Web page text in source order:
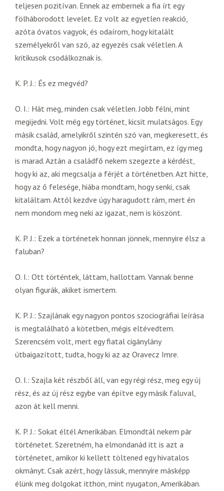
teljesen pozitívan. Ennek az embernek a fia írt egy
fölháborodott levelet. Ez volt az egyetlen reakció,
azóta óvatos vagyok, és odaírom, hogy kitalált
személyekről van szó, az egyezés csak véletlen. A
kritikusok csodálkoznak is.
K. P. J.: És ez megvéd?
O. I.: Hát meg, minden csak véletlen. Jobb félni, mint
megijedni. Volt még egy történet, kicsit mulatságos. Egy
másik család, amelyikről szintén szó van, megkeresett, és
mondta, hogy nagyon jó, hogy ezt megírtam, ez így meg
is marad. Aztán a családfő nekem szegezte a kérdést,
hogy ki az, aki megcsalja a férjét a történetben. Azt hitte,
hogy az ő felesége, hiába mondtam, hogy senki, csak
kitaláltam. Attól kezdve úgy haragudott rám, mert én
nem mondom meg neki az igazat, nem is köszönt.
K. P. J.: Ezek a történetek honnan jönnek, mennyire élsz a
faluban?
O. I.: Ott történtek, láttam, hallottam. Vannak benne
olyan figurák, akiket ismertem.
K. P. J.: Szajlának egy nagyon pontos szociográfiai leírása
is megtalálható a kötetben, mégis eltévedtem.
Szerencsém volt, mert egy fiatal cigánylány
útbaigazított, tudta, hogy ki az az Oravecz Imre.
O. I.: Szajla két részből áll, van egy régi rész, meg egy új
rész, és az új rész egybe van építve egy másik faluval,
azon át kell menni.
K. P. J.: Sokat éltél Amerikában. Elmondtál nekem pár
történetet. Szeretném, ha elmondanád itt is azt a
történetet, amikor ki kellett töltened egy hivatalos
okmányt. Csak azért, hogy lássuk, mennyire másképp
élünk meg dolgokat itthon, mint nyugaton, Amerikában.